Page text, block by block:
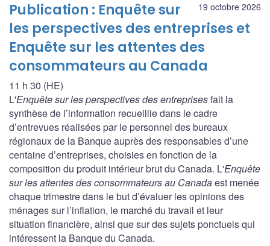
19 octobre 2026
Publication : Enquête sur
les perspectives des entreprises et
Enquête sur les attentes des
consommateurs au Canada
11 h 30 (HE)
L'Enquête sur les perspectives des entreprisesfait la
synthèse de l’information recueillie dans le cadre
d’entrevues réalisées par le personnel des bureaux
régionaux de la Banque auprès des responsables d’une
centaine d’entreprises, choisies en fonction de la
composition du produit intérieur brut du Canada. L'Enquête
sur les attentes des consommateurs au Canadaest menée
chaque trimestre dans le but d’évaluer les opinions des
ménages sur l’inflation, le marché du travail et leur
situation financière, ainsi que sur des sujets ponctuels qui
intéressent la Banque du Canada.